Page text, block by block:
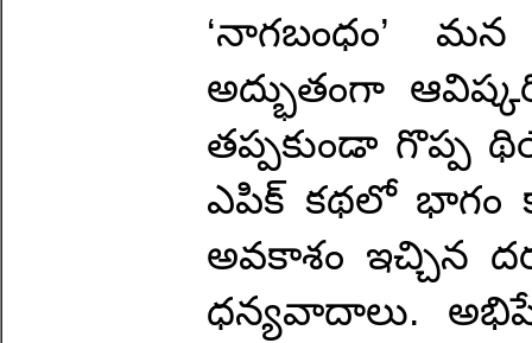
‘నాగబంధం’
అద్భుతంగా
తప్పకుండా గొప్ప
ఎపిక్ కథలో భాగం
అవకాశం ఇచ్చిన
ధన్యవాదాలు.